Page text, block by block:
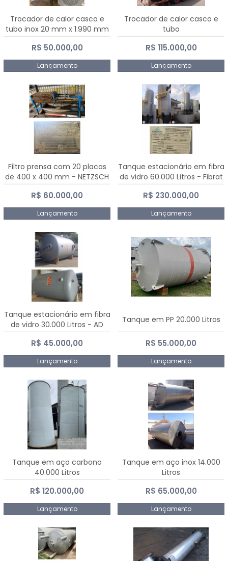
Trocador de calor casco e
tubo inox 20 mm x 1.990 mm
R$ 50.000,00
Lançamento
Trocador de calor casco e
tubo
R$ 115.000,00
Lançamento
Filtro prensa com 20 placas
de 400 x 400 mm - NETZSCH
R$ 60.000,00
Lançamento
Tanque estacionário em fibra
de vidro 60.000 Litros - Fibrat
R$ 230.000,00
Lançamento
Tanque estacionário em fibra
de vidro 30.000 Litros - AD
Fibras
R$ 45.000,00
Lançamento
Tanque em PP 20.000 Litros
R$ 55.000,00
Lançamento
Tanque em aço carbono
40.000 Litros
R$ 120.000,00
Lançamento
Tanque em aço inox 14.000
Litros
R$ 65.000,00
Lançamento